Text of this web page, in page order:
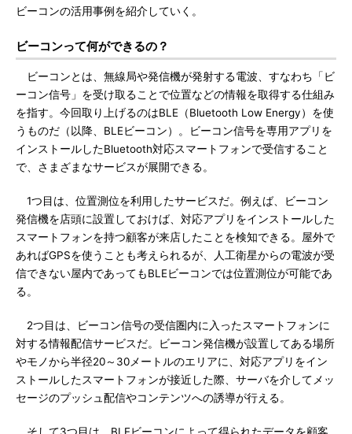
ビーコンの活用事例を紹介していく。
ビーコンって何ができるの？
ビーコンとは、無線局や発信機が発射する電波、すなわち「ビ
ーコン信号」を受け取ることで位置などの情報を取得する仕組み
を指す。今回取り上げるのはBLE（Bluetooth Low Energy）を使
うものだ（以降、BLEビーコン）。ビーコン信号を専用アプリを
インストールしたBluetooth対応スマートフォンで受信すること
で、さまざまなサービスが展開できる。
1つ目は、位置測位を利用したサービスだ。例えば、ビーコン
発信機を店頭に設置しておけば、対応アプリをインストールした
スマートフォンを持つ顧客が来店したことを検知できる。屋外で
あればGPSを使うことも考えられるが、人工衛星からの電波が受
信できない屋内であってもBLEビーコンでは位置測位が可能であ
る。
2つ目は、ビーコン信号の受信圏内に入ったスマートフォンに
対する情報配信サービスだ。ビーコン発信機が設置してある場所
やモノから半径20～30メートルのエリアに、対応アプリをイン
ストールしたスマートフォンが接近した際、サーバを介してメッ
セージのプッシュ配信やコンテンツへの誘導が行える。